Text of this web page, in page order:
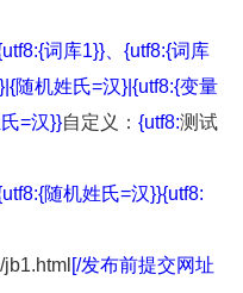
词库1}}、{utf8:{词库
随机姓氏=汉}|{utf8:{变量
=汉}}自定义： {utf8:测试
随机姓氏=汉}}{utf8:
[/发布前提交网址